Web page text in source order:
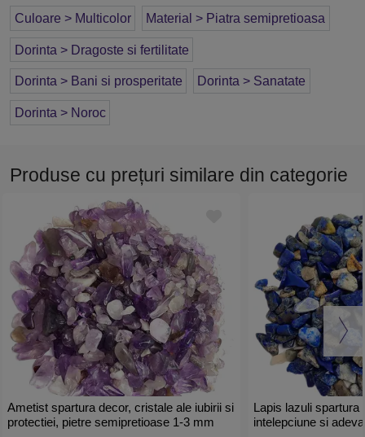
Culoare > Multicolor Material > Piatra semipretioasa
Dorinta > Dragoste si fertilitate
Dorinta > Bani si prosperitate Dorinta > Sanatate
Dorinta > Noroc
Produse cu prețuri similare din categorie
Ametist spartura decor, cristale ale iubirii si
protectiei, pietre semipretioase 1-3 mm
Lapis lazuli spartura
intelepciune si